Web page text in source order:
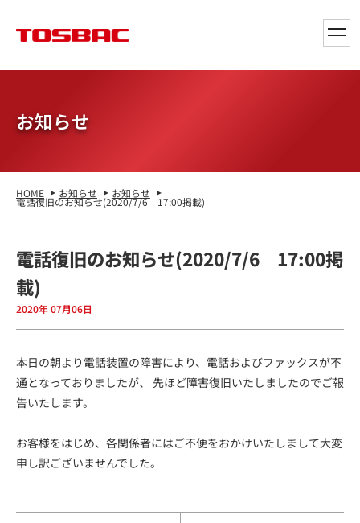
toggle
お知らせ
HOME お知らせ お知らせ
電話復旧のお知らせ(2020/7/6 17:00掲載)
電話復旧のお知らせ(2020/7/6 17:00掲
載)
2020年 07月06日
本日の朝より電話装置の障害により、電話およびファックスが不
通となっておりましたが、 先ほど障害復旧いたしましたのでご報
告いたします。
お客様をはじめ、各関係者にはご不便をおかけいたしまして大変
申し訳ございませんでした。